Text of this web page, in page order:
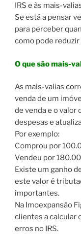
IRS e às mais-
Se está a pensar
para perceber
como pode
O que são mais-
As mais-valias
venda de um
de venda e o valor
despesas e
Por exemplo:
Comprou por
Vendeu por
Existe um ganho
este valor é
importantes.
Na Imoexpansão
clientes a calcular
erros no IRS.